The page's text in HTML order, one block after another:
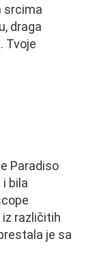
srcima
draga
Tvoje
Paradiso
i bila
iz različitih
je sa